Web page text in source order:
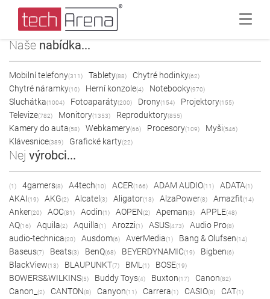
Naše nabídka...
Mobilní telefony(311) Tablety(88) Chytré hodinky(62)
Chytré náramky(10) Herní konzole(4) Notebooky(970)
Sluchátka(1004) Fotoaparáty(200) Drony(154) Projektory(155)
Televize(782) Monitory(1353) Reproduktory(855)
Kamery do auta(58) Webkamery(66) Procesory(109) Myši(546)
Klávesnice(389) Grafické karty(22)
Nej výrobci...
(1) 4gamers(8) A4tech(10) ACER(166) ADAM AUDIO(11) ADATA(1)
AKAI(19) AKG(2) Alcatel (3) Aligator(13) AlzaPower(8) Amazfit(14)
Anker(20) AOC(81) Aodin(1) AOPEN(2) Apeman(3) APPLE(48)
AQ(16) Aquila(2) Aquilla(1) Arozzi(1) ASUS(473) Audio Pro(8)
audio-technica(20) Ausdom(6) AverMedia(1) Bang & Olufsen(14)
Baseus(7) Beats(3) BenQ(68) BEYERDYNAMIC(19) Bigben(6)
BlackView(13) BLAUPUNKT(7) BML (1) BOSE(19)
BOWERS&WILKINS(5) Buddy Toys(4) Buxton(17) Canon(82)
Canon_ (2) CANTON(8) Canyon(11) Carrera(1) CASIO(8) CAT(1)